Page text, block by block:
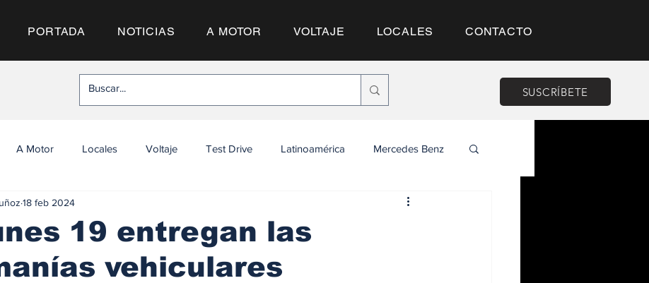
PORTADA NOTICIAS A MOTOR VOLTAJE LOCALES CONTACTO
SUSCRÍBETE
A Motor Locales Voltaje Test Drive Latinoamérica Mercedes Benz
19 entregan las
vehiculares
18 feb 2024